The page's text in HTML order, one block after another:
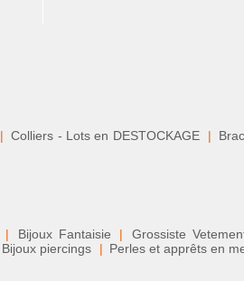
| Colliers - Lots en DESTOCKAGE |
| Bijoux Fantaisie | Grossiste
Bijoux piercings | Perles et apprêts en